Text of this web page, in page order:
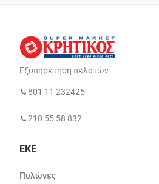
Εξυπηρέτηση πελατών
801 11 232425
210 55 58 832
ΕΚΕ
Πυλώνες